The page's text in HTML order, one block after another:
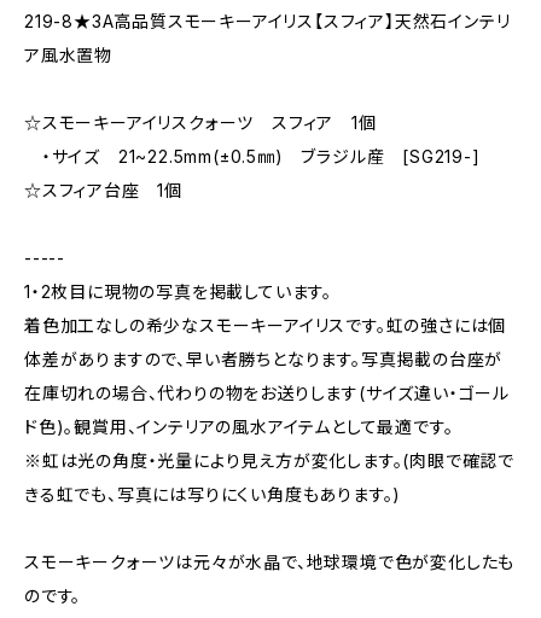
219-8★3A高品質スモーキーアイリス【スフィア】天然石インテリ
ア風水置物
☆スモーキーアイリスクォーツ スフィア 1個
・サイズ 21~22.5mm(±0.5㎜) ブラジル産 [SG219-]
☆スフィア台座 1個
-----
1・2枚目に現物の写真を掲載しています。
着色加工なしの希少なスモーキーアイリスです。虹の強さには個
体差がありますので、早い者勝ちとなります。写真掲載の台座が
在庫切れの場合、代わりの物をお送りします(サイズ違い・ゴール
ド色)。観賞用、インテリアの風水アイテムとして最適です。
※虹は光の角度・光量により見え方が変化します。(肉眼で確認で
きる虹でも、写真には写りにくい角度もあります。)
スモーキークォーツは元々が水晶で、地球環境で色が変化したも
のです。